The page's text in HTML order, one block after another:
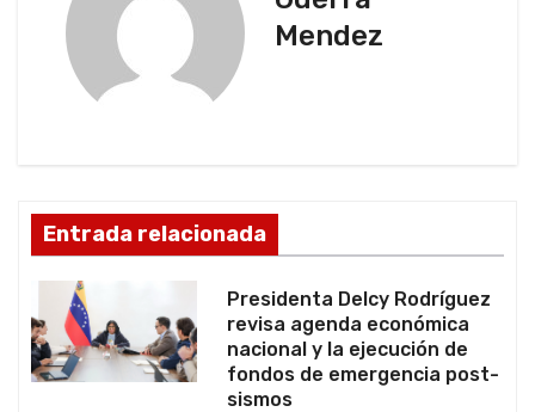
e
e
n
t
Mendez
Entrada relacionada
Presidenta Delcy Rodríguez
revisa agenda económica
nacional y la ejecución de
fondos de emergencia post-
sismos